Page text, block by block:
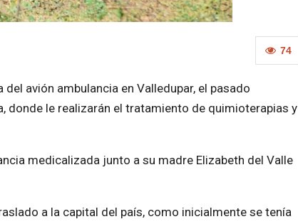
74
avión ambulancia en Valledupar, el pasado
donde le realizarán el tratamiento de quimioterapias y
medicalizada junto a su madre Elizabeth del Valle
a la capital del país, como inicialmente se tenía